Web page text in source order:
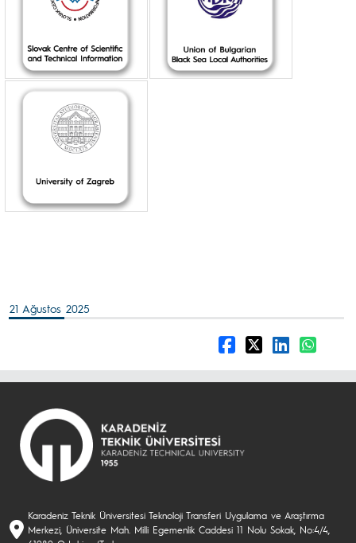
21 Ağustos 2025
Karadeniz Teknik Üniversitesi Teknoloji Transferi Uygulama ve Araştırma
Merkezi, Üniversite Mah. Milli Egemenlik Caddesi 11 Nolu Sokak, No:4/4,